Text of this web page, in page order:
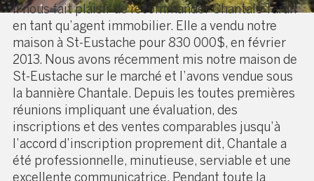
Il nous fait plaisir de recommander Chantale Tardif
en tant qu’agent immobilier. Elle a vendu notre
maison à St-Eustache pour 830 000$, en février
2013. Nous avons récemment mis notre maison de
St-Eustache sur le marché et l’avons vendue sous
la bannière Chantale. Depuis les toutes premières
réunions impliquant une évaluation, des
inscriptions et des ventes comparables jusqu’à
l’accord d’inscription proprement dit, Chantale a
été professionnelle, minutieuse, serviable et une
excellente communicatrice. Pendant toute la